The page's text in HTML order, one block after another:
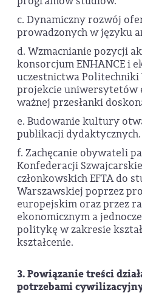
c. Dynamiczny rozwój
prowadzonych w języku
d. Wzmacnianie pozycji
konsorcjum ENHANCE i
uczestnictwa Politechniki
projekcie uniwersytetów
ważnej przesłanki
e. Budowanie kultury
publikacji dydaktycznych.
f. Zachęcanie obywateli
Konfederacji
członkowskich EFTA do
Warszawskiej poprzez
europejskim oraz przez
ekonomicznym a
politykę w zakresie
kształcenie.
3. Powiązanie treści
potrzebami